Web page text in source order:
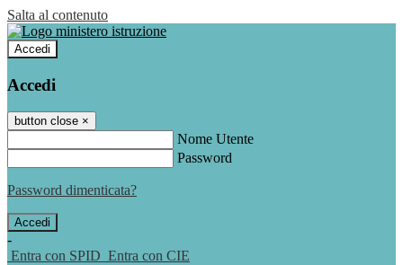
Salta al contenuto
Accedi
Accedi
button close ×
Nome Utente
Password
Password dimenticata?
-
Entra con SPID Entra con CIE